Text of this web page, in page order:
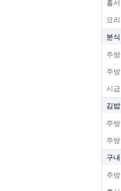
홀
요
분식
주
주
시
김
주
주
구
주